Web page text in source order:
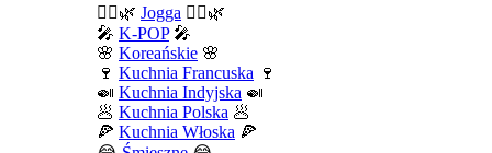
🧘‍♀️🌿 Jogga 🧘‍♀️🌿
🎤 K-POP🎤
🌸 Koreańskie 🌸
🍷 Kuchnia Francuska 🍷
🍛 Kuchnia Indyjska 🍛
🥟 Kuchnia Polska 🥟
🍕 Kuchnia Włoska 🍕